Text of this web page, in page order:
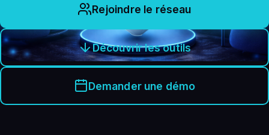
Rejoindre le réseau
Découvrir les outils
Demander une démo